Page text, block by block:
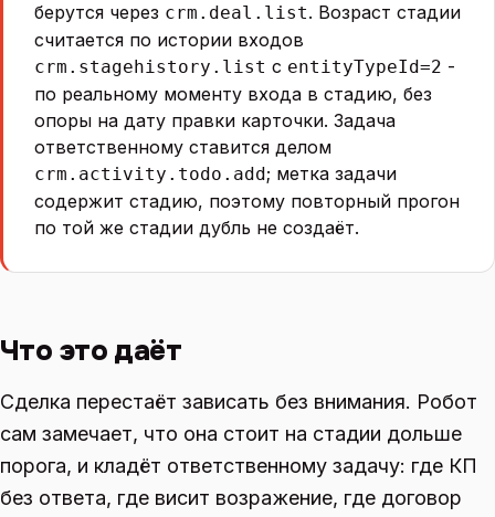
берутся через crm.deal.list. Возраст стадии
считается по истории входов
crm.stagehistory.list с entityTypeId=2 -
по реальному моменту входа в стадию, без
опоры на дату правки карточки. Задача
ответственному ставится делом
crm.activity.todo.add; метка задачи
содержит стадию, поэтому повторный прогон
по той же стадии дубль не создаёт.
Что это даёт
Сделка перестаёт зависать без внимания. Робот
сам замечает, что она стоит на стадии дольше
порога, и кладёт ответственному задачу: где КП
без ответа, где висит возражение, где договор